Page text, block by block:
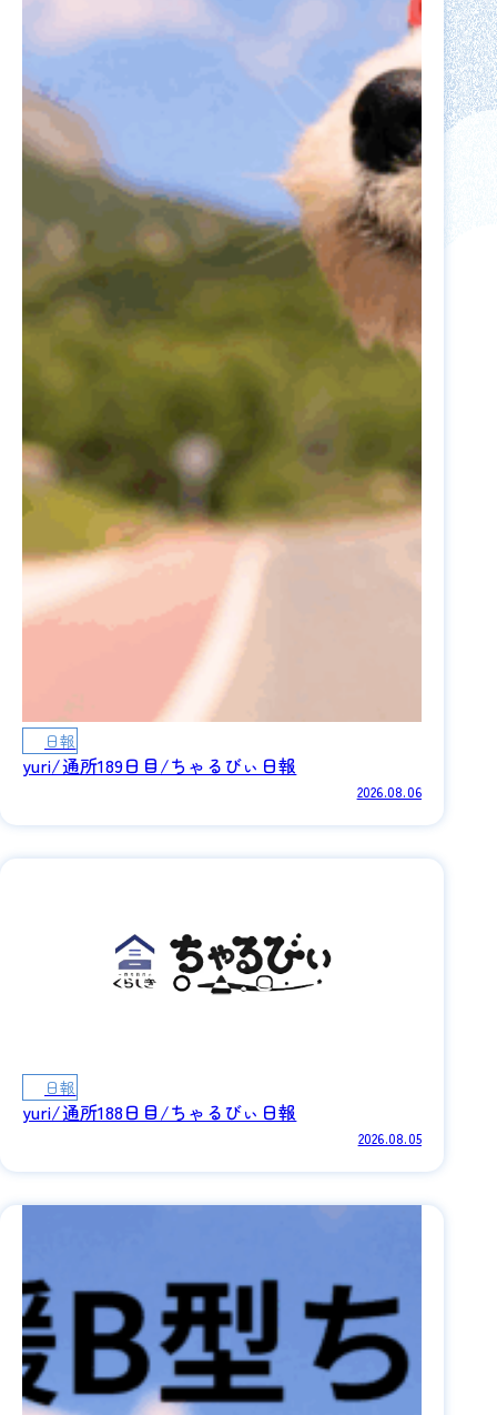
yuri/通所189日目/ちゃるびぃ日報
日報
2026.08.06
yuri/通所188日目/ちゃるびぃ日報
日報
2026.08.05